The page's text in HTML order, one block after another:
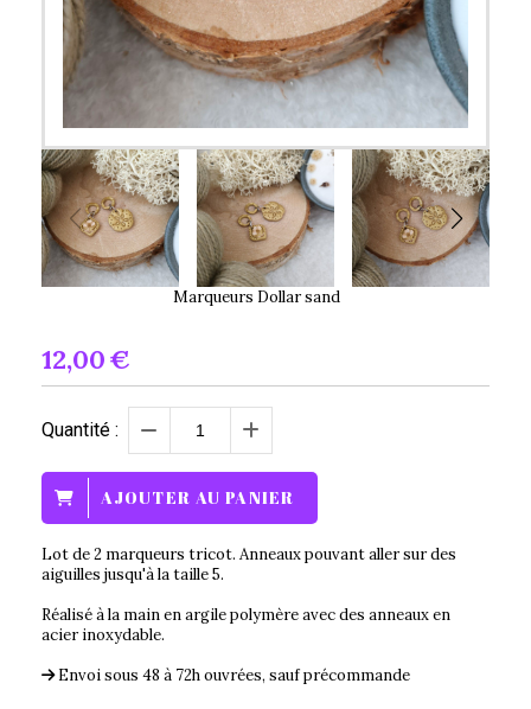
Marqueurs Dollar sand
12,00€
Quantité :
AJOUTER AU PANIER
Lot de 2 marqueurs tricot. Anneaux pouvant aller sur des
aiguilles jusqu'à la taille 5.
Réalisé à la main en argile polymère avec des anneaux en
acier inoxydable.
Envoi sous 48 à 72h ouvrées, sauf précommande